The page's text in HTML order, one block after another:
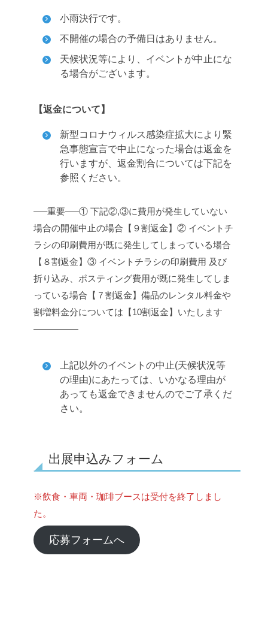
小雨決行です。
不開催の場合の予備日はありません。
天候状況等により、イベントが中止にな
る場合がございます。
【返金について】
新型コロナウィルス感染症拡大により緊
急事態宣言で中止になった場合は返金を
行いますが、返金割合については下記を
参照ください。
—–重要—–① 下記②,③に費用が発生していない
場合の開催中止の場合【９割返金】 ② イベントチ
ラシの印刷費用が既に発生してしまっている場合
【８割返金】 ③ イベントチラシの印刷費用 及び
折り込み、ポスティング費用が既に発生してしま
っている場合【７割返金】 備品のレンタル料金や
割増料金分については【10割返金】いたします
—————
上記以外のイベントの中止(天候状況等
の理由)にあたっては、いかなる理由が
あっても返金できませんのでご了承くだ
さい。
出展申込みフォーム
※飲食・車両・珈琲ブースは受付を終了しまし
た。
応募フォームへ